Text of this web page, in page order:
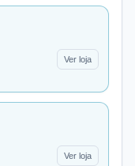
Ver loja
Ver loja